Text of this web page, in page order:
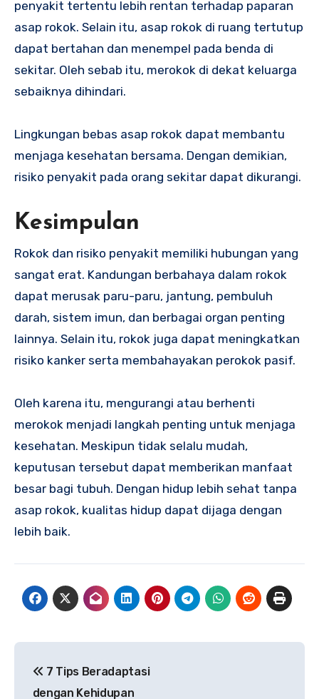
penyakit tertentu lebih rentan terhadap paparan
asap rokok. Selain itu, asap rokok di ruang tertutup
dapat bertahan dan menempel pada benda di
sekitar. Oleh sebab itu, merokok di dekat keluarga
sebaiknya dihindari.
Lingkungan bebas asap rokok dapat membantu
menjaga kesehatan bersama. Dengan demikian,
risiko penyakit pada orang sekitar dapat dikurangi.
Kesimpulan
Rokok dan risiko penyakit memiliki hubungan yang
sangat erat. Kandungan berbahaya dalam rokok
dapat merusak paru-paru, jantung, pembuluh
darah, sistem imun, dan berbagai organ penting
lainnya. Selain itu, rokok juga dapat meningkatkan
risiko kanker serta membahayakan perokok pasif.
Oleh karena itu, mengurangi atau berhenti
merokok menjadi langkah penting untuk menjaga
kesehatan. Meskipun tidak selalu mudah,
keputusan tersebut dapat memberikan manfaat
besar bagi tubuh. Dengan hidup lebih sehat tanpa
asap rokok, kualitas hidup dapat dijaga dengan
lebih baik.
pos
7 Tips Beradaptasi
dengan Kehidupan